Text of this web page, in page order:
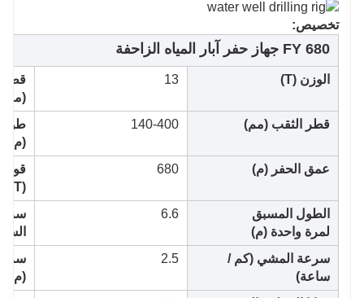
تخصيص:
FY 680 جهاز حفر آبار المياه الزاحفة
الوزن (T) 13
قطر
(مم)
قطر الثقب (مم)
140-400
طول
(م)
عمق الحفر (م)
680
قوة
(T)
الطول المسبق
لمرة واحدة (م)
6.6
سرعة المشي (كم /
ساعة)
2.5
(م /